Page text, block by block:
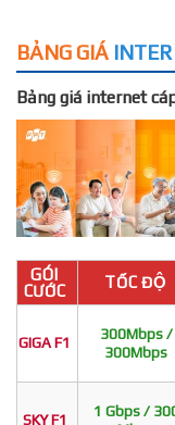
BẢNG GIÁ
Bảng giá internet
GÓI
CƯỚC
TỐC ĐỘ
GIGA F1
300Mbps /
300Mbps
SKY F1
1 Gbps /